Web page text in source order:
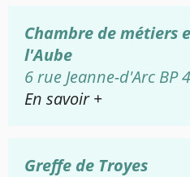
Chambre de métiers
l'Aube
6 rue Jeanne-d'Arc BP
En savoir +
Greffe de Troyes